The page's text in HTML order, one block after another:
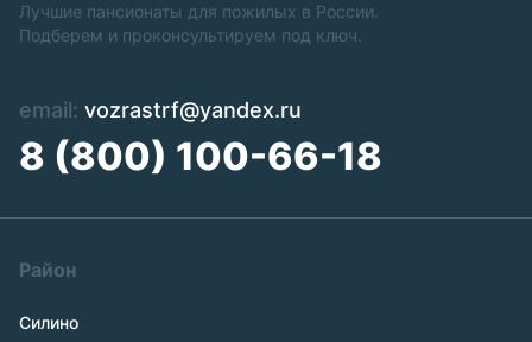
Лучшие пансионаты для пожилых в России.
Подберем и проконсультируем под ключ.
email: vozrastrf@yandex.ru
8 (800) 100-66-18
Район
Силино